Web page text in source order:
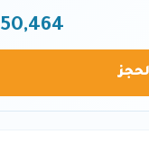
50,464 ر.س